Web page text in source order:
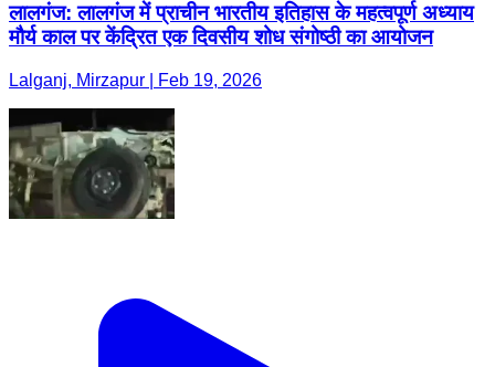
लालगंज: लालगंज में प्राचीन भारतीय इतिहास के महत्वपूर्ण अध्याय
मौर्य काल पर केंद्रित एक दिवसीय शोध संगोष्ठी का आयोजन
Lalganj, Mirzapur | Feb 19, 2026